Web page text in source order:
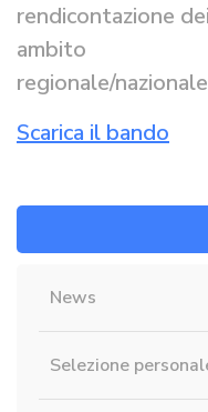
rendicontazione
ambito
regionale/nazionale
Scarica il bando
News
Selezione